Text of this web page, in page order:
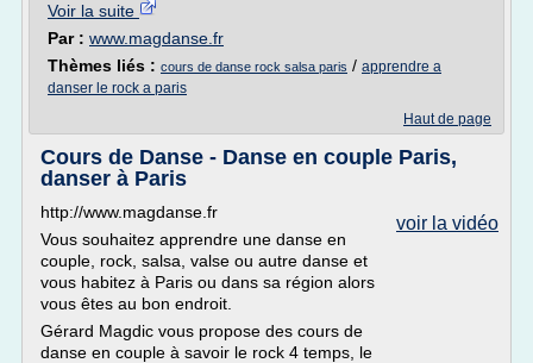
Voir la suite
Par : www.magdanse.fr
Thèmes liés : cours de danse rock salsa paris / apprendre a
danser le rock a paris
Haut de page
Cours de Danse - Danse en couple Paris,
danser à Paris
voir la vidéo
http://www.magdanse.fr
Vous souhaitez apprendre une danse en
couple, rock, salsa, valse ou autre danse et
vous habitez à Paris ou dans sa région alors
vous êtes au bon endroit.
Gérard Magdic vous propose des cours de
danse en couple à savoir le rock 4 temps, le